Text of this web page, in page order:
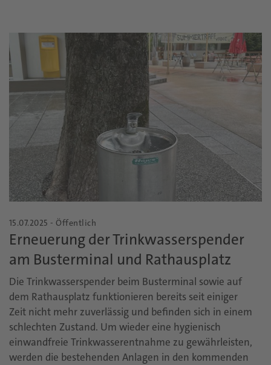
15.07.2025 - Öffentlich
Erneuerung der Trinkwasserspender
am Busterminal und Rathausplatz
Die Trinkwasserspender beim Busterminal sowie auf
dem Rathausplatz funktionieren bereits seit einiger
Zeit nicht mehr zuverlässig und befinden sich in einem
schlechten Zustand. Um wieder eine hygienisch
einwandfreie Trinkwasserentnahme zu gewährleisten,
werden die bestehenden Anlagen in den kommenden